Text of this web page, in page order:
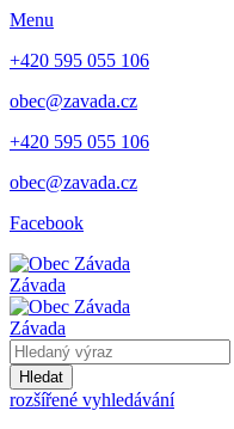
Menu
+420 595 055 106
obec@zavada.cz
+420 595 055 106
obec@zavada.cz
Facebook
Závada
Závada
Hledat
rozšířené vyhledávání